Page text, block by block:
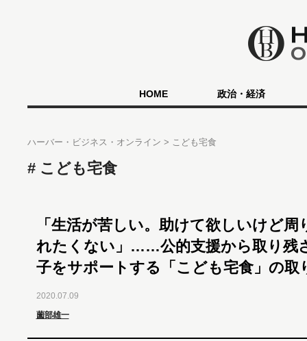
HOME 政治・経済
ハーバー・ビジネス・オンライン こども宅食
こども宅食
「生活が苦しい。助けて欲しいけど周
れたくない」……公的支援から取り残
子をサポートする「こども宅食」の取
2020.07.09
薗部雄一